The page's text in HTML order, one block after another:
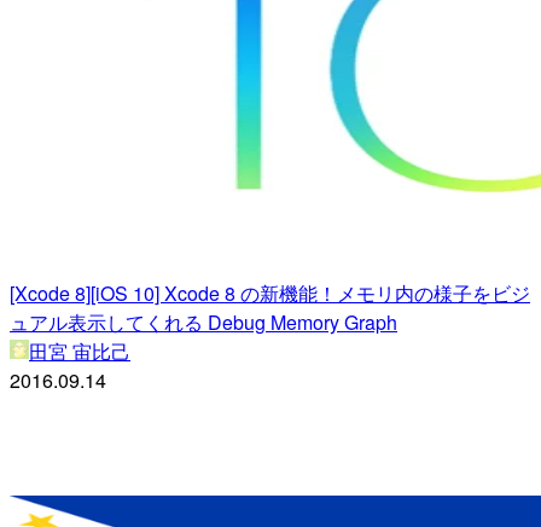
[Xcode 8][iOS 10] Xcode 8 の新機能！メモリ内の様子をビジ
ュアル表示してくれる Debug Memory Graph
田宮 宙比己
2016.09.14